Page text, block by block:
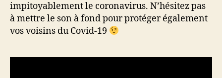
impitoyablement le coronavirus. N’hésitez pas
à mettre le son à fond pour protéger également
vos voisins du Covid-19